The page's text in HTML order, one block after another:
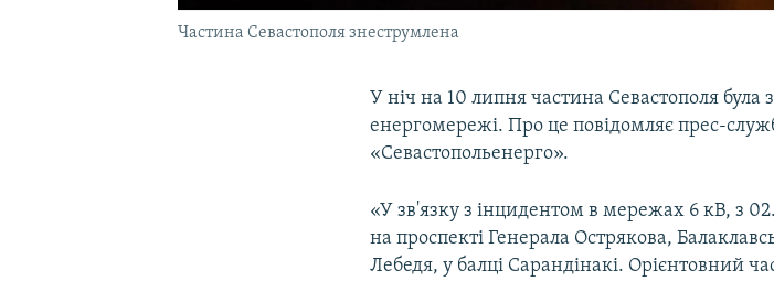
Частина Севастополя знеструмлена
У ніч на 10 липня частина Севастополя була
енергомережі. Про це повідомляє прес-
«Севастопольенерго».
«У зв'язку з інцидентом в мережах 6 кВ, з
на проспекті Генерала Острякова,
Лебедя, у балці Сарандінакі. Орієнтовний